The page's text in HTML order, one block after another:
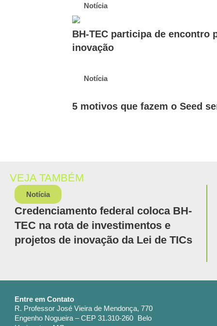
Notícia
BH-TEC participa de encontro
inovação
Notícia
5 motivos que fazem o Seed
VEJA TAMBÉM
Notícia
Credenciamento federal coloca BH-
TEC na rota de investimentos e
projetos de inovação da Lei de TICs
Entre em Contato
R. Professor José Vieira de Mendonça, 770
Engenho Nogueira – CEP 31.310-260 Belo